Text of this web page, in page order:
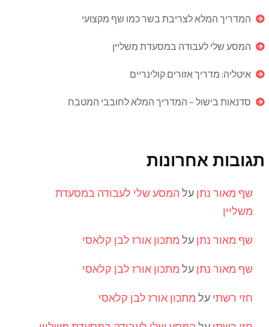
המדריך המלא לצריבת בשר כמו שף מקצועי
המסע שלי לעבודה במסעדת משליין
איטליה: מדריך אזורים קולינריים
סדנאות בישול – המדריך המלא לחובבי המטבח
תגובות אחרונות
שף מאור נתן על המסע שלי לעבודה במסעדת
משליין
שף מאור נתן על מתכון אורז לבן קלאסי
שף מאור נתן על מתכון אורז לבן קלאסי
חזי רשתי על מתכון אורז לבן קלאסי